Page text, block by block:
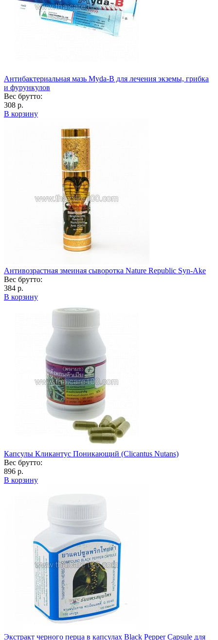
Антибактериальная мазь Myda-B для лечения экземы, грибка
и фурункулов
Вес брутто:
308 р.
В корзину
Антивозрастная змеиная сыворотка Nature Republic Syn-Ake
Вес брутто:
384 р.
В корзину
Капсулы Кликантус Поникающий (Clicantus Nutans)
Вес брутто:
896 р.
В корзину
Экстракт черного перца в капсулах Black Pеpрer Capsule для